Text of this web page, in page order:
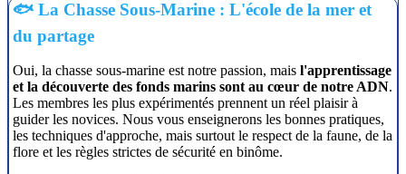
🐟 La Chasse Sous-Marine : L'école de la mer et
du partage
Oui, la chasse sous-marine est notre passion, mais l'apprentissage
et la découverte des fonds marins sont au cœur de notre ADN.
Les membres les plus expérimentés prennent un réel plaisir à
guider les novices. Nous vous enseignerons les bonnes pratiques,
les techniques d'approche, mais surtout le respect de la faune, de la
flore et les règles strictes de sécurité en binôme.